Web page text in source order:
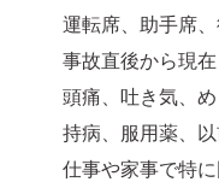
運転席、助手席
事故直後から現
頭痛、吐き気、
持病、服用薬、
仕事や家事で特